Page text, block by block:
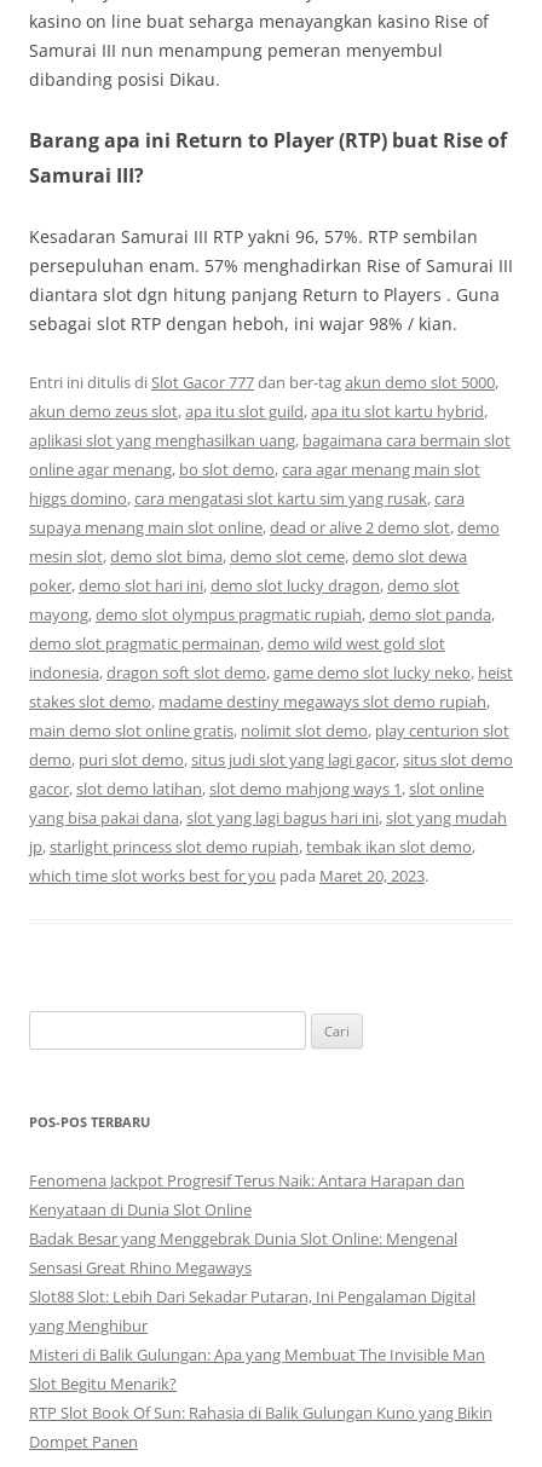
kasino on line buat seharga menayangkan kasino Rise of
Samurai III nun menampung pemeran menyembul
dibanding posisi Dikau.
Barang apa ini Return to Player (RTP) buat Rise of
Samurai III?
Kesadaran Samurai III RTP yakni 96, 57%. RTP sembilan
persepuluhan enam. 57% menghadirkan Rise of Samurai III
diantara slot dgn hitung panjang Return to Players . Guna
sebagai slot RTP dengan heboh, ini wajar 98% / kian.
Entri ini ditulis diSlot Gacor 777dan ber-tagakun demo slot 5000,
akun demo zeus slot,apa itu slot guild,apa itu slot kartu hybrid,
aplikasi slot yang menghasilkan uang, bagaimana cara bermain slot
online agar menang, bo slot demo,cara agar menang main slot
higgs domino,cara mengatasi slot kartu sim yang rusak,cara
supaya menang main slot online,dead or alive 2 demo slot,demo
mesin slot,demo slot bima,demo slot ceme,demo slot dewa
poker,demo slot hari ini,demo slot lucky dragon,demo slot
mayong,demo slot olympus pragmatic rupiah,demo slot panda,
demo slot pragmatic permainan,demo wild west gold slot
indonesia,dragon soft slot demo,game demo slot lucky neko, heist
stakes slot demo, madame destiny megaways slot demo rupiah,
main demo slot online gratis, nolimit slot demo, play centurion slot
demo, puri slot demo,situs judi slot yang lagi gacor,situs slot demo
gacor,slot demo latihan,slot demo mahjong ways 1,slot online
yang bisa pakai dana,slot yang lagi bagus hari ini,slot yang mudah
jp,starlight princess slot demo rupiah,tembak ikan slot demo,
which time slot works best for you pada Maret 20, 2023.
untuk:
POS-POS TERBARU
Fenomena Jackpot Progresif Terus Naik: Antara Harapan dan
Kenyataan di Dunia Slot Online
Badak Besar yang Menggebrak Dunia Slot Online: Mengenal
Sensasi Great Rhino Megaways
Slot88 Slot: Lebih Dari Sekadar Putaran, Ini Pengalaman Digital
yang Menghibur
Misteri di Balik Gulungan: Apa yang Membuat The Invisible Man
Slot Begitu Menarik?
RTP Slot Book Of Sun: Rahasia di Balik Gulungan Kuno yang Bikin
Dompet Panen